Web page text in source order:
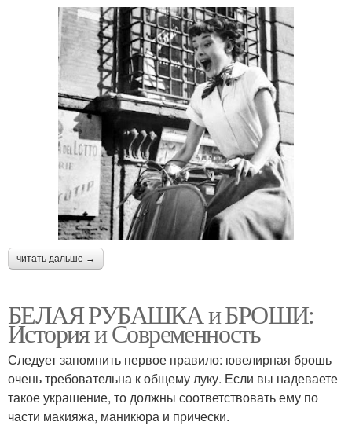
читать дальше →
БЕЛАЯ РУБАШКА и БРОШИ:
История и Современность
Следует запомнить первое правило: ювелирная брошь
очень требовательна к общему луку. Если вы надеваете
такое украшение, то должны соответствовать ему по
части макияжа, маникюра и прически.